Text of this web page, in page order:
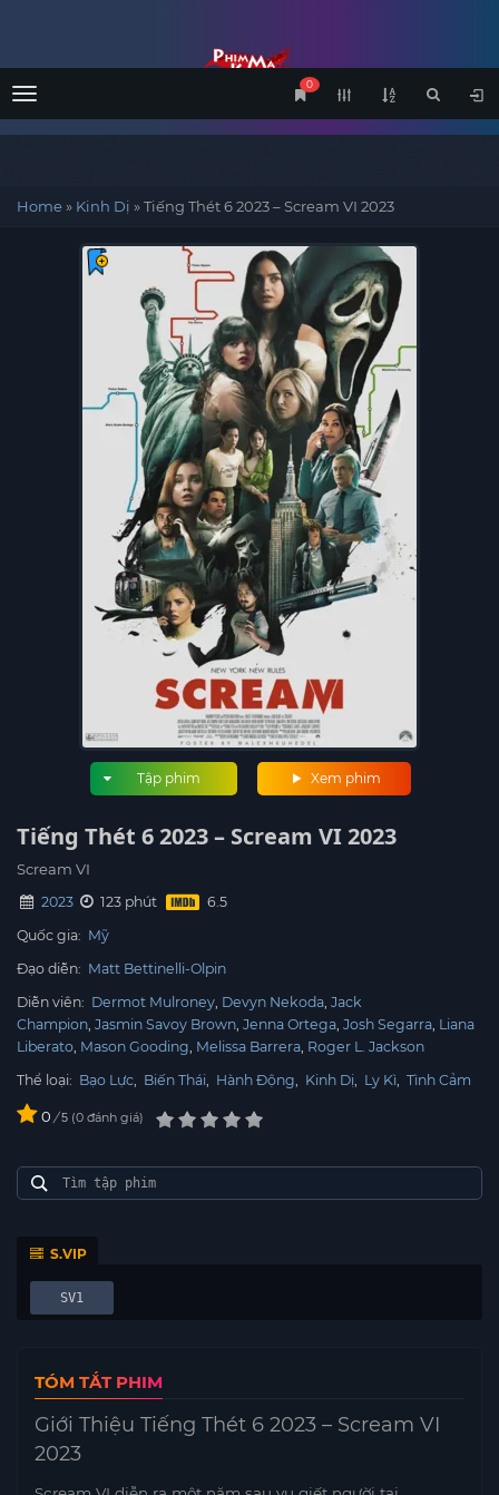
Menu
0
Home» Kinh Dị »Tiếng Thét 6 2023 – Scream VI 2023
Xem phim
Tập phim
Tiếng Thét 6 2023 – Scream VI 2023
Scream VI
2023
123 phút
Quốc gia: Mỹ
Đạo diễn: Matt Bettinelli-Olpin
Diễn viên: Dermot Mulroney Devyn Nekoda Jack
Champion Jasmin Savoy Brown Jenna Ortega Josh Segarra Liana
Liberato Mason Gooding Melissa Barrera Roger L. Jackson
Thể loại: Bạo Lực, Biến Thái, Hành Động, Kinh Dị, Ly Kì, Tình Cảm
0 / 5 0 đánh giá
S.VIP
SV1
TÓM TẮT PHIM
Giới Thiệu Tiếng Thét 6 2023 – Scream VI
2023